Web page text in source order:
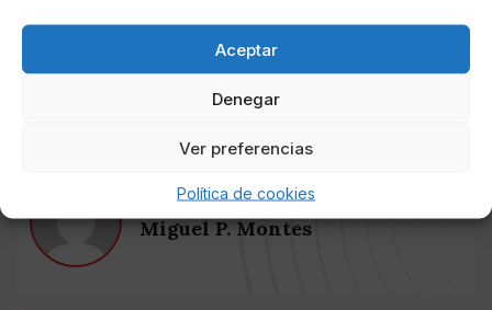
Aceptar
Denegar
Ver preferencias
Política de cookies
Illa, la presidenta de Cs ha añadido además que "ha
hecho campaña desde el ministerio y ahroa quiere
AUTOR
Miguel P. Montes